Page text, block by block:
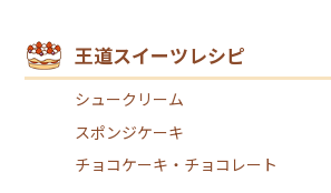
王道スイーツレシピ
シュークリーム
スポンジケーキ
チョコケーキ・チョコレート